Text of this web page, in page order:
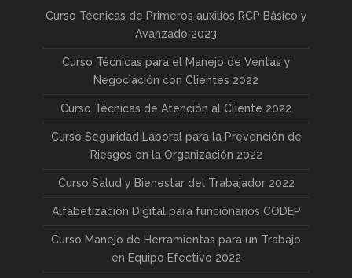
Curso Técnicas de Primeros auxilios RCP Básico y
Avanzado 2023
Curso Técnicas para el Manejo de Ventas y
Negociación con Clientes 2022
Curso Técnicas de Atención al Cliente 2022
Curso Seguridad Laboral para la Prevención de
Riesgos en la Organización 2022
Curso Salud y Bienestar del Trabajador 2022
Alfabetización Digital para funcionarios CODEP
Curso Manejo de Herramientas para un Trabajo
en Equipo Efectivo 2022